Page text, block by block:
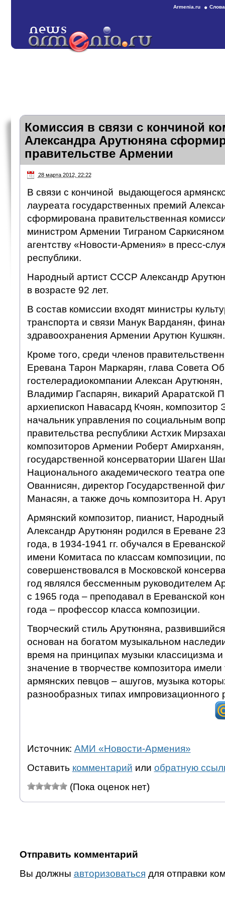
Armenia.ru
Комиссия в связи с кончиной
Александра Арутюняна
правительстве Армении
28 марта 2012, 22:22
В связи с кончиной выдающегося
лауреата государственных премий
сформирована правительственная
министром Армении Тиграном
агентству «Новости-Армения» в пресс-
республики.
Народный артист СССР Александр
в возрасте 92 лет.
В состав комиссии входят министры
транспорта и связи Манук Варданян,
здравоохранения Армении Арутюн Кушкян.
Кроме того, среди членов
Еревана Тарон Маркарян, глава Совета
гостелерадиокомпании Алексан
Владимир Гаспарян, викарий Араратской
архиепископ Навасард Кчоян, композитор
начальник управления по социальным
правительства республики Астхик
композиторов Армении Роберт
государственной консерватории Шаген
Национального академического театра
Ованнисян, директор Государственной
Манасян, а также дочь композитора Н.
Армянский композитор, пианист,
Александр Арутюнян родился в Ереване
года, в 1934-1941 гг. обучался в
имени Комитаса по классам композиции,
совершенствовался в Московской
год являлся бессменным руководителем
с 1965 года – преподавал в Ереванской
года – профессор класса композиции.
Творческий стиль Арутюняна,
основан на богатом музыкальном
время на принципах музыки классицизма
значение в творчестве композитора
армянских певцов – ашугов, музыка
разнообразных типах импровизационного
Источник: АМИ «Новости-Армения»
Оставить комментарий или обратную
(Пока оценок нет)
Отправить комментарий
Вы должны авторизоваться для отправки